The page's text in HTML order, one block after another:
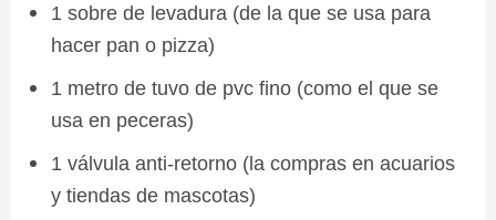
1 sobre de levadura (de la que se usa para
hacer pan o pizza)
1 metro de tuvo de pvc fino (como el que se
usa en peceras)
1 válvula anti-retorno (la compras en acuarios
y tiendas de mascotas)